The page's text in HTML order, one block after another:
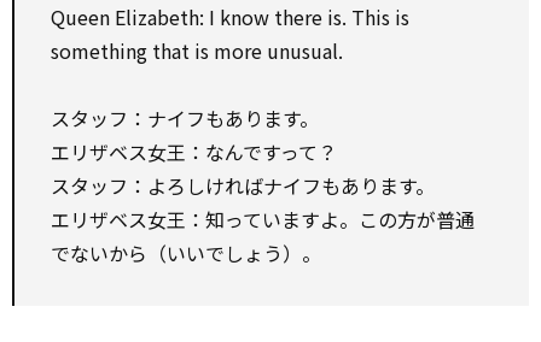
Queen Elizabeth: I know there is. This is
something that is more unusual.
スタッフ：ナイフもあります。
エリザベス女王：なんですって？
スタッフ：よろしければナイフもあります。
エリザベス女王：知っていますよ。この方が普通
でないから（いいでしょう）。